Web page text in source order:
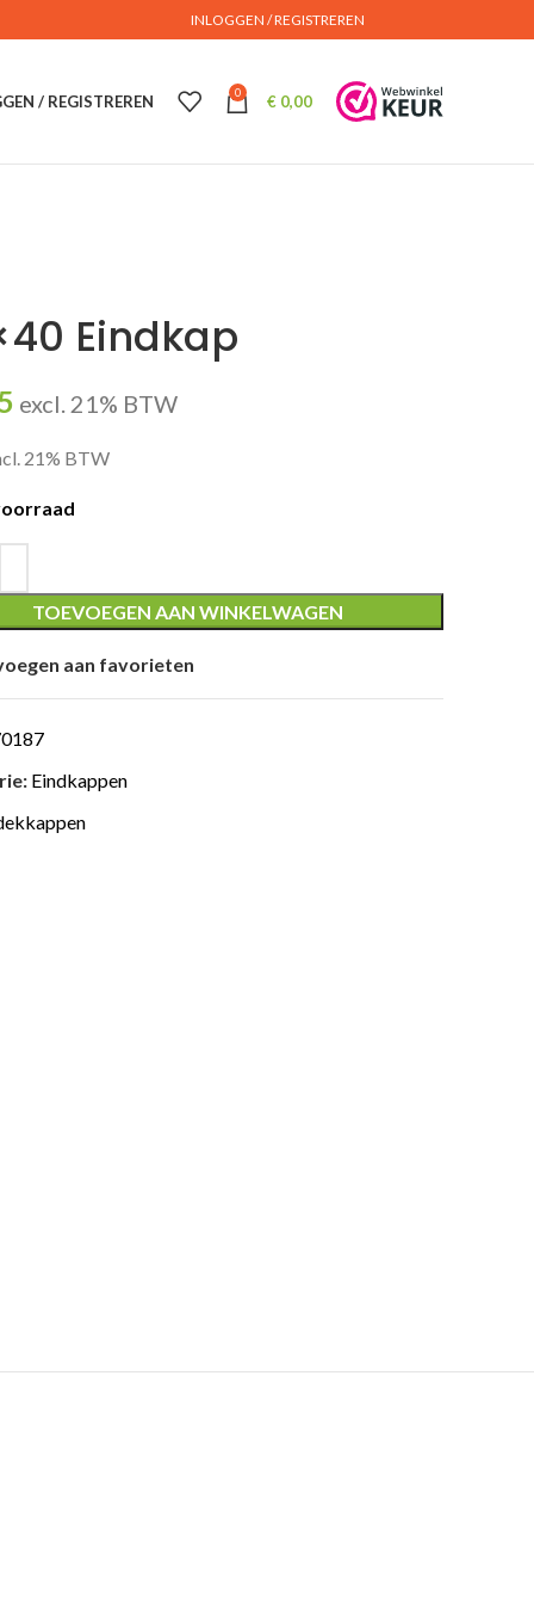
INLOGGEN / REGISTREREN
/ REGISTREREN 0 € 0,00
Eindkap
excl. 21% BTW
21% BTW
TOEVOEGEN AAN WINKELWAGEN
aan favorieten
Eindkappen